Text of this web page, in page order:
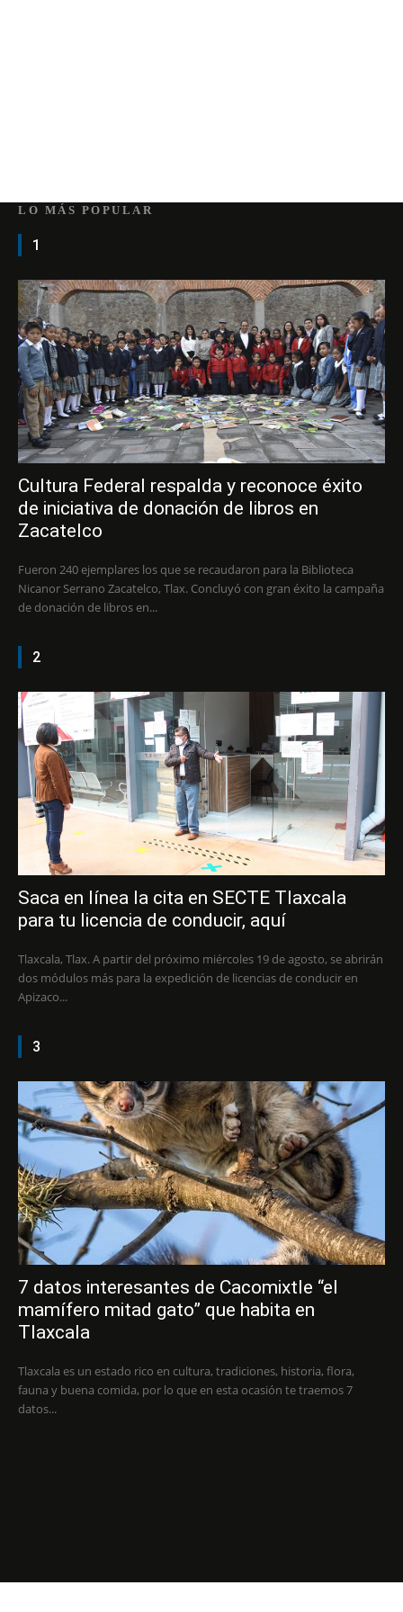
LO MÁS POPULAR
1
Cultura Federal respalda y reconoce éxito
de iniciativa de donación de libros en
Zacatelco
Fueron 240 ejemplares los que se recaudaron para la Biblioteca
Nicanor Serrano Zacatelco, Tlax. Concluyó con gran éxito la campaña
de donación de libros en...
2
Saca en línea la cita en SECTE Tlaxcala
para tu licencia de conducir, aquí
Tlaxcala, Tlax. A partir del próximo miércoles 19 de agosto, se abrirán
dos módulos más para la expedición de licencias de conducir en
Apizaco...
3
7 datos interesantes de Cacomixtle “el
mamífero mitad gato” que habita en
Tlaxcala
Tlaxcala es un estado rico en cultura, tradiciones, historia, flora,
fauna y buena comida, por lo que en esta ocasión te traemos 7
datos...